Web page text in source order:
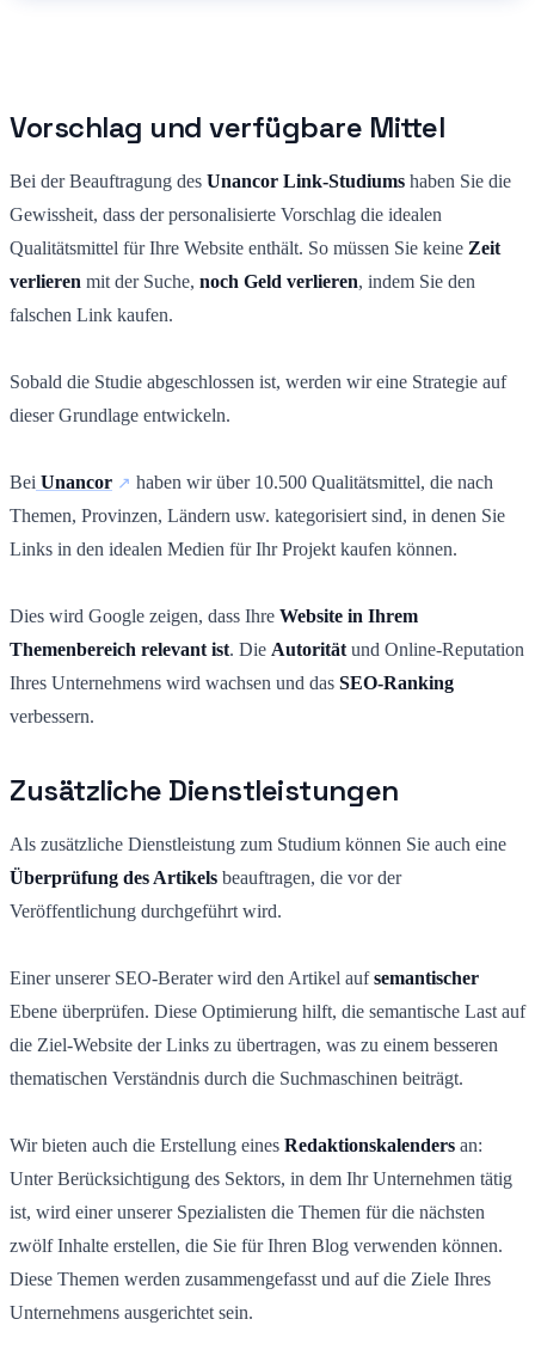
Vorschlag und verfügbare Mittel
Bei der Beauftragung des Unancor Link-Studiums haben Sie die
Gewissheit, dass der personalisierte Vorschlag die idealen
Qualitätsmittel für Ihre Website enthält. So müssen Sie keine Zeit
verlieren mit der Suche, noch Geld verlieren, indem Sie den
falschen Link kaufen.
Sobald die Studie abgeschlossen ist, werden wir eine Strategie auf
dieser Grundlage entwickeln.
Bei Unancor
haben wir über 10.500 Qualitätsmittel, die nach
Themen, Provinzen, Ländern usw. kategorisiert sind, in denen Sie
Links in den idealen Medien für Ihr Projekt kaufen können.
Dies wird Google zeigen, dass Ihre Website in Ihrem
Themenbereich relevant ist. Die Autorität und Online-Reputation
Ihres Unternehmens wird wachsen und das SEO-Ranking
verbessern.
Zusätzliche Dienstleistungen
Als zusätzliche Dienstleistung zum Studium können Sie auch eine
Überprüfung des Artikels beauftragen, die vor der
Veröffentlichung durchgeführt wird.
Einer unserer SEO-Berater wird den Artikel aufsemantischer
Ebene überprüfen. Diese Optimierung hilft, die semantische Last auf
die Ziel-Website der Links zu übertragen, was zu einem besseren
thematischen Verständnis durch die Suchmaschinen beiträgt.
Wir bieten auch die Erstellung eines Redaktionskalenders an:
Unter Berücksichtigung des Sektors, in dem Ihr Unternehmen tätig
ist, wird einer unserer Spezialisten die Themen für die nächsten
zwölf Inhalte erstellen, die Sie für Ihren Blog verwenden können.
Diese Themen werden zusammengefasst und auf die Ziele Ihres
Unternehmens ausgerichtet sein.